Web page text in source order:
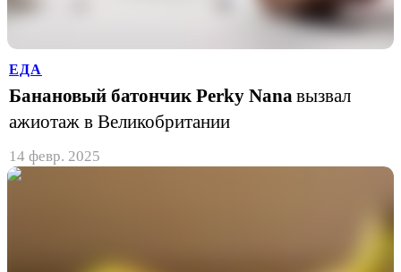
ЕДА
Банановый батончик Perky Nana вызвал
ажиотаж в Великобритании
14 февр. 2025